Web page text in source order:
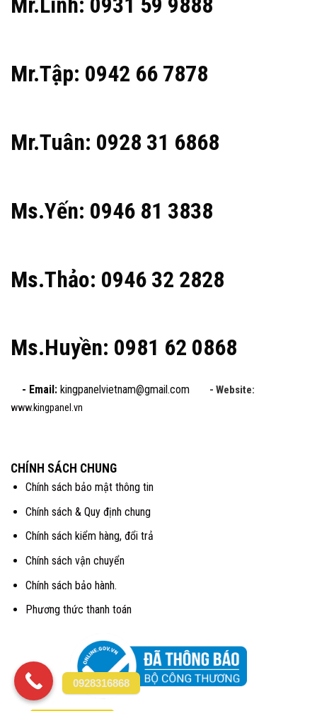
Mr.Tập: 0942 66 7878
Mr.Tuân: 0928 31 6868
Ms.Yến: 0946 81 3838
Ms.Thảo: 0946 32 2828
Ms.Huyền: 0981 62 0868
- Email: kingpanelvietnam@gmail.com - Website:
www.kingpanel.vn
CHÍNH SÁCH CHUNG
Chính sách bảo mật thông tin
Chính sách & Quy định chung
Chính sách kiểm hàng, đổi trả
Chính sách vận chuyển
Chính sách bảo hành.
Phương thức thanh toán
0928316868